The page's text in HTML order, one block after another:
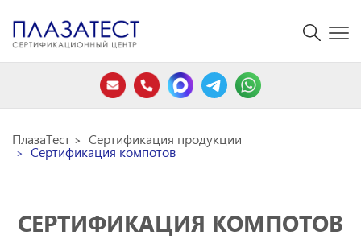
ПлазаТест Сертификация продукции
Сертификация компотов
СЕРТИФИКАЦИЯ КОМПОТОВ